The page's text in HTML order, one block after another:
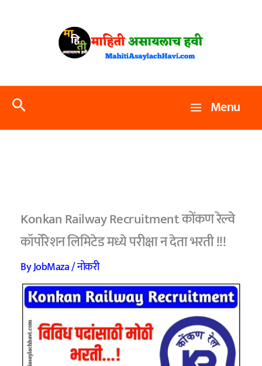
Search Menu
Konkan Railway Recruitment कोंकण रेल्वे
कॉर्पोरेशन लिमिटेड मध्ये परीक्षा न देता भरती !!!
ByJobMaza/नोकरी